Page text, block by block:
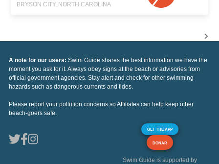
BRYSON CITY, NORTH CAROLINA
A note for our users: Swim Guide shares the best information we have the
moment you ask for it. Always obey signs at the beach or advisories from
official government agencies. Stay alert and check for other swimming
hazards such as dangerous currents and tides.
Please report your pollution concerns so Affiliates can help keep other
beach-goers safe.
GET THE APP
DONAR
Swim Guide is supported by